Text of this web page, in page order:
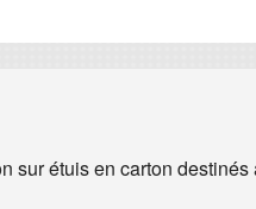
sur étuis en carton